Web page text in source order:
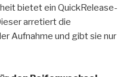
bietet ein QuickRelease-
arretiert die
Aufnahme und gibt sie nur